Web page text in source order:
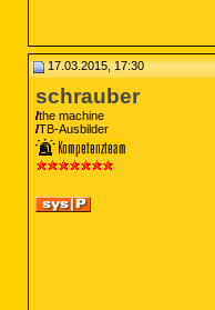
17.03.2015, 17:30
schrauber
the machine
TB-Ausbilder